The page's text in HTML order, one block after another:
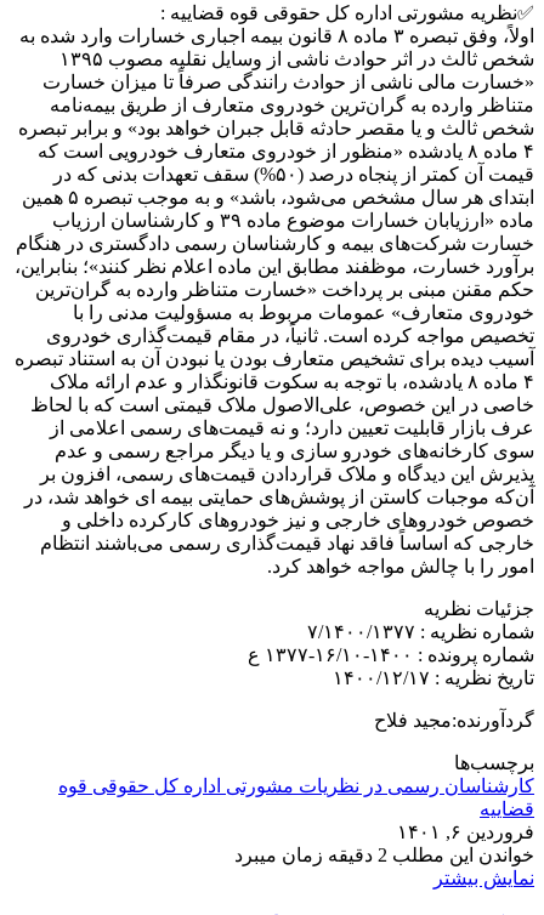
✅نظریه مشورتی اداره کل حقوقی قوه قضاییه :
اولاً، وفق تبصره ۳ ماده ۸ قانون بیمه اجباری خسارات وارد شده به
شخص ثالث در اثر حوادث ناشی از وسایل نقلیه مصوب ۱۳۹۵
«خسارت مالی ناشی از حوادث رانندگی صرفاً تا میزان خسارت
متناظر وارده به گران‌ترین خودروی متعارف از طریق بیمه‌نامه
شخص ثالث و یا مقصر حادثه قابل جبران خواهد بود» و برابر تبصره
۴ ماده ۸ یادشده «منظور از خودروی متعارف خودرویی است که
قیمت آن کمتر از پنجاه درصد (۵۰%) سقف تعهدات بدنی که در
ابتدای هر سال مشخص می‌شود، باشد» و به موجب تبصره ۵ همین
ماده «ارزیابان خسارات موضوع ماده ۳۹ و کارشناسان ارزیاب
خسارت شرکت‌های بیمه و کارشناسان رسمی دادگستری در هنگام
برآورد خسارت، موظفند مطابق این ماده اعلام نظر کنند»؛ بنابراین،
حکم مقنن مبنی بر پرداخت «خسارت متناظر وارده به گران‌ترین
خودروی متعارف» عمومات مربوط به مسؤولیت مدنی را با
تخصیص مواجه کرده است. ثانیاً، در مقام قیمت‌گذاری خودروی
آسیب دیده برای تشخیص متعارف بودن یا نبودن آن به استناد تبصره
۴ ماده ۸ یادشده، با توجه به سکوت قانونگذار و عدم ارائه ملاک
خاصی در این خصوص، علی‌الاصول ملاک قیمتی است که با لحاظ
عرف بازار قابلیت تعیین دارد؛ و نه قیمت‌های رسمی اعلامی از
سوی کارخانه‌های خودرو سازی و یا دیگر مراجع رسمی و عدم
پذیرش این دیدگاه و ملاک قراردادن قیمت‌های رسمی، افزون بر
آن‌که موجبات کاستن از پوشش‌های حمایتی بیمه ای خواهد شد، در
خصوص خودرو‌های خارجی و نیز خودروهای کارکرده داخلی و
خارجی که اساساً فاقد نهاد قیمت‌گذاری رسمی می‌باشند انتظام
امور را با چالش مواجه خواهد کرد.
جزئیات نظریه
شماره نظریه : ۷/۱۴۰۰/۱۳۷۷
شماره پرونده : ۱۴۰۰-۱۶/۱۰-۱۳۷۷ ع
تاریخ نظریه : ۱۴۰۰/۱۲/۱۷
گردآورنده:مجید فلاح
برچسب‌ها
کارشناسان رسمی در نظریات مشورتی اداره کل حقوقی قوه
قضاییه
فروردین ۶, ۱۴۰۱
خواندن این مطلب 2 دقیقه زمان میبرد
نمایش بیشتر